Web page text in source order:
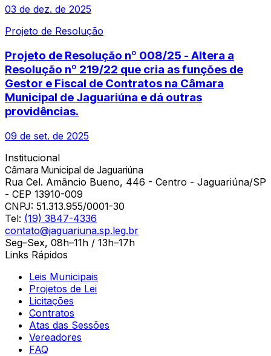
03 de dez. de 2025
Projeto de Resolução
Projeto de Resolução nº 008/25 - Altera a
Resolução nº 219/22 que cria as funções de
Gestor e Fiscal de Contratos na Câmara
Municipal de Jaguariúna e dá outras
providências.
09 de set. de 2025
Institucional
Câmara Municipal de Jaguariúna
Rua Cel. Amâncio Bueno, 446 - Centro - Jaguariúna/SP
- CEP 13910-009
CNPJ: 51.313.955/0001-30
Tel: (19) 3847-4336
contato@jaguariuna.sp.leg.br
Seg–Sex, 08h–11h / 13h–17h
Links Rápidos
Leis Municipais
Projetos de Lei
Licitações
Contratos
Atas das Sessões
Vereadores
FAQ